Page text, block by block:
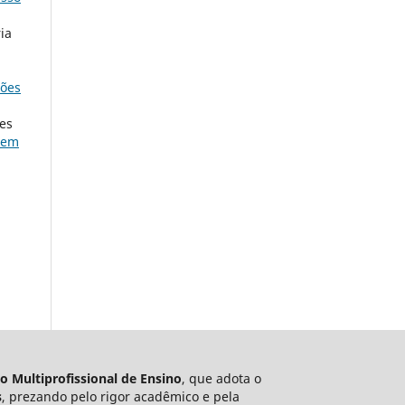
Multiprofissional de Ensino, que adota o
, prezando pelo rigor acadêmico e pela